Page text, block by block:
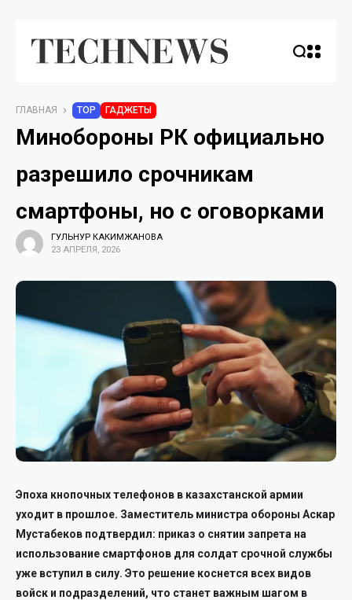
ГЛАВНАЯ TOP ГАДЖЕТЫ
Минобороны РК официально
разрешило срочникам
смартфоны, но с оговорками
ГУЛЬНУР КАКИМЖАНОВА
23 АПРЕЛЯ, 2026
Эпоха кнопочных телефонов в казахстанской армии
уходит в прошлое. Заместитель министра обороны Аскар
Мустабеков подтвердил: приказ о снятии запрета на
использование смартфонов для солдат срочной службы
уже вступил в силу. Это решение коснется всех видов
войск и подразделений, что станет важным шагом в